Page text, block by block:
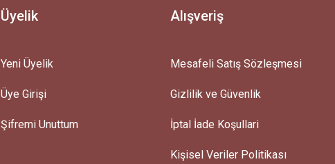
Üyelik
Yeni Üyelik
Üye Girişi
Şifremi Unuttum
Alışveriş
Mesafeli Satış Sözleşmesi
Gizlilik ve Güvenlik
İptal İade Koşullari
Kişisel Veriler Politikası